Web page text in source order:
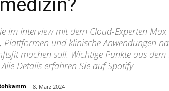
im Interview mit dem Cloud-Experten
Plattformen und klinische Anwendungen
machen soll. Wichtige Punkte aus
Details erfahren Sie auf Spotify
8. März 2024